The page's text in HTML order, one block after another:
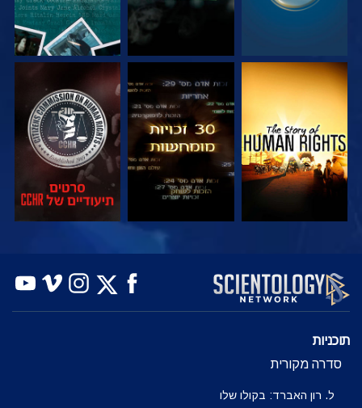
צפה צפה צפה
צפה בדוק את הסדרה
תוכניות
סדרה מקורית
ל. רון האברד: בקולו שלו